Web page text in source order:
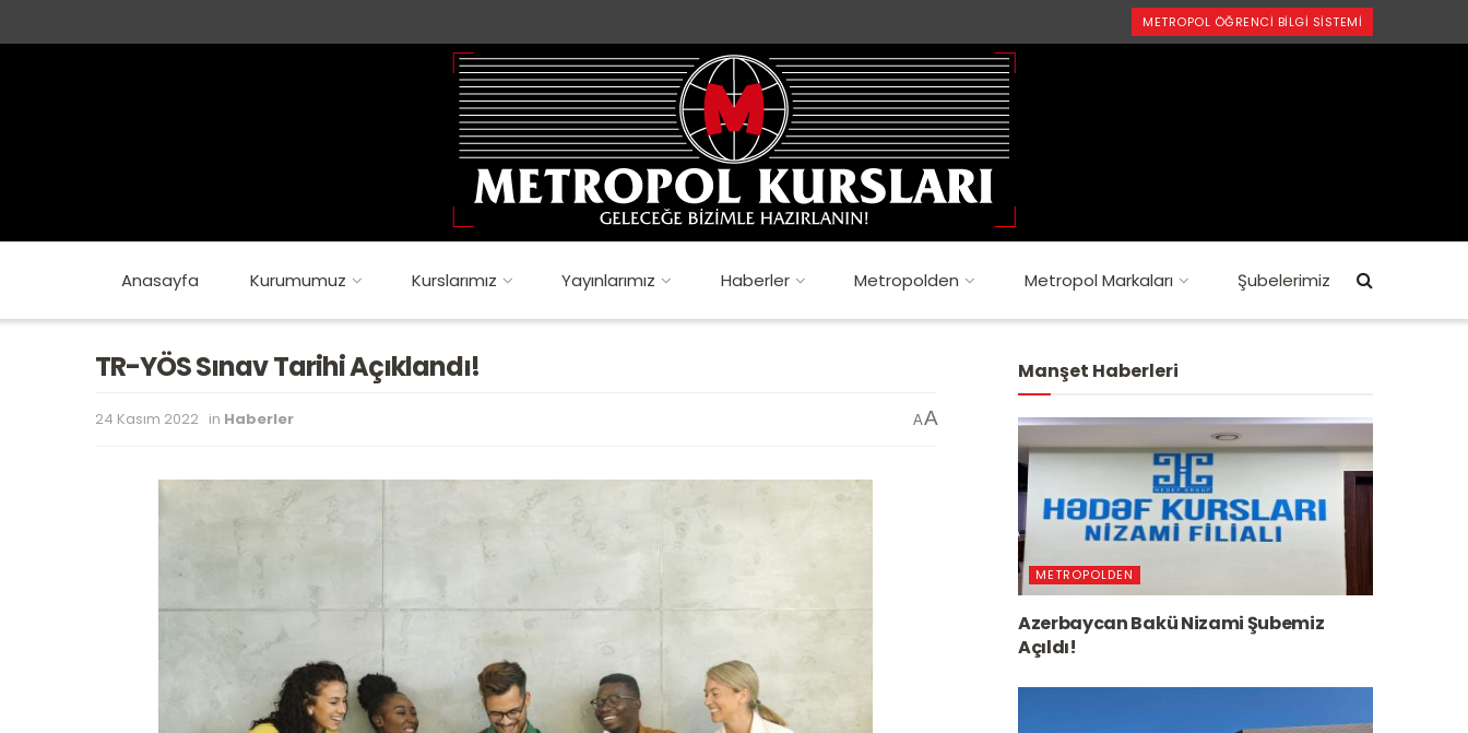
METROPOL ÖĞRENCI BILGI SISTEMI
Anasayfa Kurumumuz Kurslarımız Yayınlarımız Haberler Metropolden Metropol Markaları Şubelerimiz
TR-YÖS Sınav Tarihi Açıklandı!
24 Kasım 2022 in Haberler AA
Manşet Haberleri
METROPOLDEN
Azerbaycan Bakü Nizami Şubemiz
Açıldı!